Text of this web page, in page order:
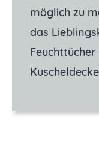
möglich zu
das